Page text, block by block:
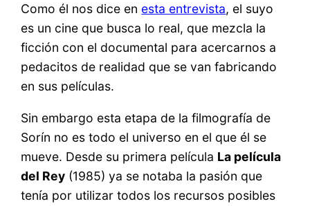
Como él nos dice en esta entrevista, el suyo
es un cine que busca lo real, que mezcla la
ficción con el documental para acercarnos a
pedacitos de realidad que se van fabricando
en sus películas.
Sin embargo esta etapa de la filmografía de
Sorín no es todo el universo en el que él se
mueve. Desde su primera película La película
del Rey (1985) ya se notaba la pasión que
tenía por utilizar todos los recursos posibles